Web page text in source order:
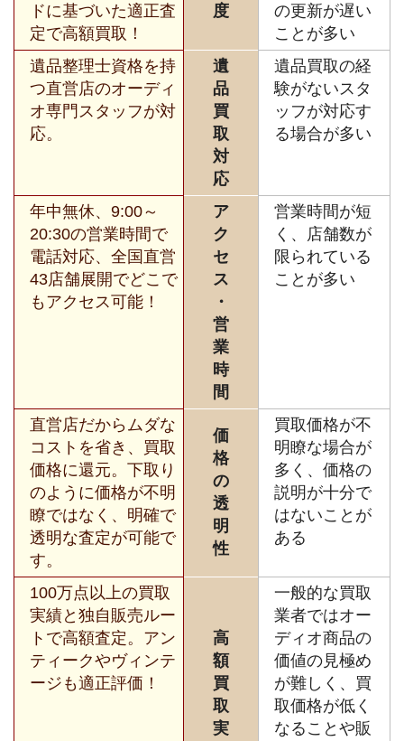
ドに基づいた適正査
定で高額買取！
度
の更新が遅い
ことが多い
遺品整理士資格を持
つ直営店のオーディ
オ専門スタッフが対
応。
遺
品
買
取
対
応
遺品買取の経
験がないスタ
ッフが対応す
る場合が多い
年中無休、9:00～
20:30の営業時間で
電話対応、全国直営
43店舗展開でどこで
もアクセス可能！
ア
ク
セ
ス
・
営
業
時
間
営業時間が短
く、店舗数が
限られている
ことが多い
直営店だからムダな
コストを省き、買取
価格に還元。下取り
のように価格が不明
瞭ではなく、明確で
透明な査定が可能で
す。
価
格
の
透
明
性
買取価格が不
明瞭な場合が
多く、価格の
説明が十分で
はないことが
ある
100万点以上の買取
実績と独自販売ルー
トで高額査定。アン
ティークやヴィンテ
ージも適正評価！
高
額
買
取
実
一般的な買取
業者ではオー
ディオ商品の
価値の見極め
が難しく、買
取価格が低く
なることや販